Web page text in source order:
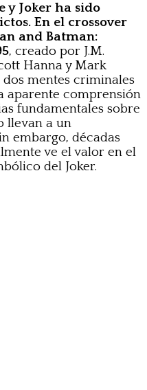
y Joker ha sido
En el crossover
and Batman:
, creado por J.M.
Hanna y Mark
dos mentes criminales
aparente comprensión
fundamentales sobre
llevan a un
embargo, décadas
ve el valor en el
del Joker.